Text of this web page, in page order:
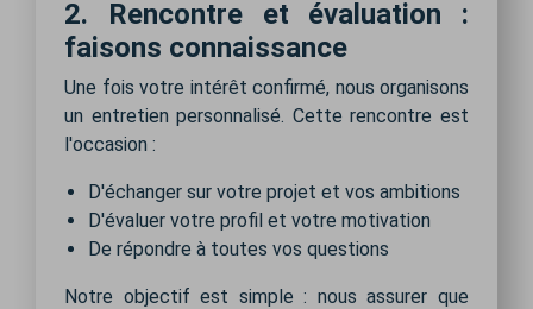
2. Rencontre et évaluation :
faisons connaissance
Une fois votre intérêt confirmé, nous organisons
un entretien personnalisé. Cette rencontre est
l'occasion :
D'échanger sur votre projet et vos ambitions
D'évaluer votre profil et votre motivation
De répondre à toutes vos questions
Notre objectif est simple : nous assurer que